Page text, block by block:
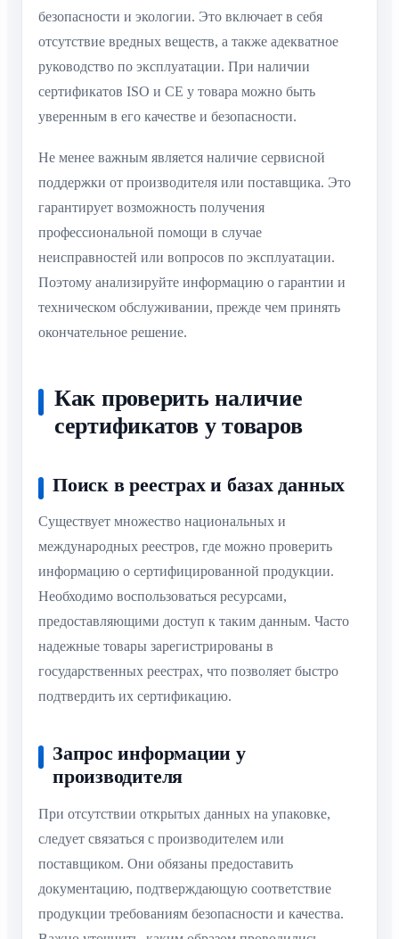
безопасности и экологии. Это включает в себя
отсутствие вредных веществ, а также адекватное
руководство по эксплуатации. При наличии
сертификатов ISO и CE у товара можно быть
уверенным в его качестве и безопасности.
Не менее важным является наличие сервисной
поддержки от производителя или поставщика. Это
гарантирует возможность получения
профессиональной помощи в случае
неисправностей или вопросов по эксплуатации.
Поэтому анализируйте информацию о гарантии и
техническом обслуживании, прежде чем принять
окончательное решение.
Как проверить наличие
сертификатов у товаров
Поиск в реестрах и базах данных
Существует множество национальных и
международных реестров, где можно проверить
информацию о сертифицированной продукции.
Необходимо воспользоваться ресурсами,
предоставляющими доступ к таким данным. Часто
надежные товары зарегистрированы в
государственных реестрах, что позволяет быстро
подтвердить их сертификацию.
Запрос информации у
производителя
При отсутствии открытых данных на упаковке,
следует связаться с производителем или
поставщиком. Они обязаны предоставить
документацию, подтверждающую соответствие
продукции требованиям безопасности и качества.